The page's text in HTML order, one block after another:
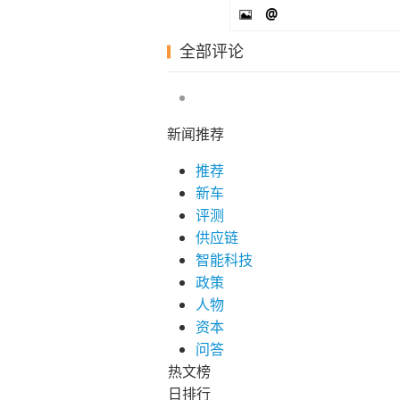
@
全部评论
新闻推荐
推荐
新车
评测
供应链
智能科技
政策
人物
资本
问答
热文榜
日排行